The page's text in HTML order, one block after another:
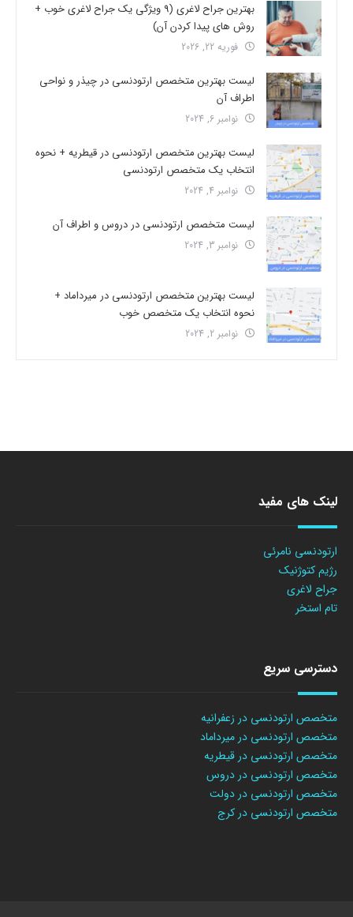
بهترین جراح لاغری (9 ویژگی یک جراح لاغری خوب +
روش های پیدا کردن آن)
فوریه 22, 2026
لیست بهترین متخصص ارتودنسی در چیذر و نواحی
اطراف آن
نوامبر 6, 2024
لیست بهترین متخصص ارتودنسی در قیطریه + نحوه
انتخاب یک متخصص ارتودنسی
نوامبر 4, 2024
لیست متخصص ارتودنسی در دروس و اطراف آن
نوامبر 3, 2024
لیست بهترین متخصص ارتودنسی در میرداماد +
نحوه انتخاب یک متخصص خوب
نوامبر 2, 2024
لینک های مفید
ارتودنسی نامرئی
رژیم کتوژنیک
جراح لاغری
تام استخر
دسترسی سریع
متخصص ارتودنسی در زعفرانیه
متخصص ارتودنسی در میرداماد
متخصص ارتودنسی در قیطریه
متخصص ارتودنسی در دروس
متخصص ارتودنسی در دولت
متخصص ارتودنسی در کرج